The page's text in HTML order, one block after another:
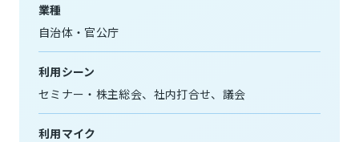
業種
自治体・官公庁
利用シーン
セミナー・株主総会
社内打合せ 議会
利用マイク